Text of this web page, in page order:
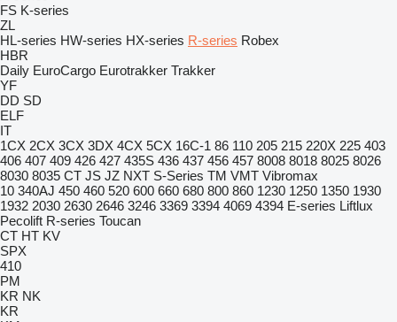
FS K-series
ZL
HL-series HW-series HX-series R-series Robex
HBR
Daily EuroCargo Eurotrakker Trakker
YF
DD SD
ELF
IT
1CX 2CX 3CX 3DX 4CX 5CX 16C-1 86 110 205 215 220X 225 403
406 407 409 426 427 435S 436 437 456 457 8008 8018 8025 8026
8030 8035 CT JS JZ NXT S-Series TM VMT Vibromax
10 340AJ 450 460 520 600 660 680 800 860 1230 1250 1350 1930
1932 2030 2630 2646 3246 3369 3394 4069 4394 E-series Liftlux
Pecolift R-series Toucan
CT HT KV
SPX
410
PM
KR NK
KR